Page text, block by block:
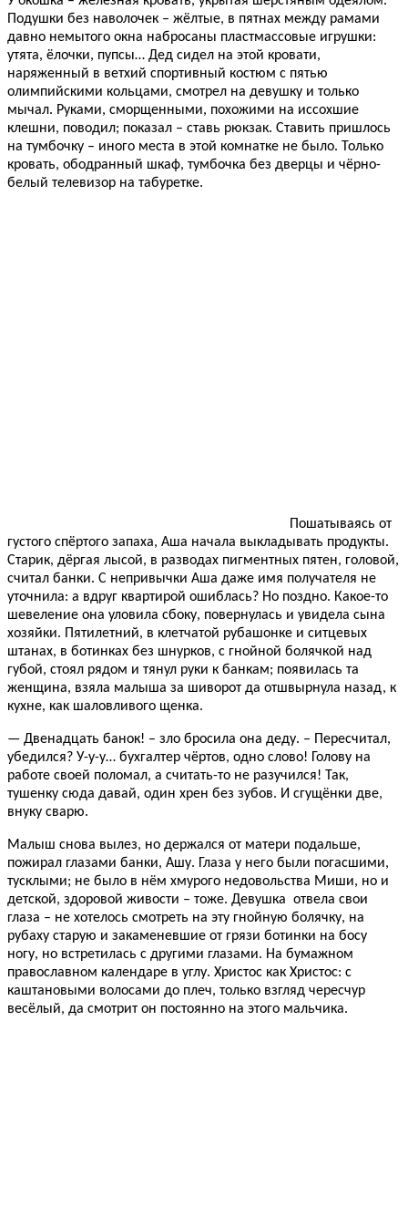
Подушки без наволочек – жёлтые, в пятнах между рамами
давно немытого окна набросаны пластмассовые игрушки:
утята, ёлочки, пупсы… Дед сидел на этой кровати,
наряженный в ветхий спортивный костюм с пятью
олимпийскими кольцами, смотрел на девушку и только
мычал. Руками, сморщенными, похожими на иссохшие
клешни, поводил; показал – ставь рюкзак. Ставить пришлось
на тумбочку – иного места в этой комнатке не было. Только
кровать, ободранный шкаф, тумбочка без дверцы и чёрно-
белый телевизор на табуретке.
Пошатываясь от
густого спёртого запаха, Аша начала выкладывать продукты.
Старик, дёргая лысой, в разводах пигментных пятен, головой,
считал банки. С непривычки Аша даже имя получателя не
уточнила: а вдруг квартирой ошиблась? Но поздно. Какое-то
шевеление она уловила сбоку, повернулась и увидела сына
хозяйки. Пятилетний, в клетчатой рубашонке и ситцевых
штанах, в ботинках без шнурков, с гнойной болячкой над
губой, стоял рядом и тянул руки к банкам; появилась та
женщина, взяла малыша за шиворот да отшвырнула назад, к
кухне, как шаловливого щенка.
— Двенадцать банок! – зло бросила она деду. – Пересчитал,
убедился? У-у-у… бухгалтер чёртов, одно слово! Голову на
работе своей поломал, а считать-то не разучился! Так,
тушенку сюда давай, один хрен без зубов. И сгущёнки две,
внуку сварю.
Малыш снова вылез, но держался от матери подальше,
пожирал глазами банки, Ашу. Глаза у него были погасшими,
тусклыми; не было в нём хмурого недовольства Миши, но и
детской, здоровой живости – тоже. Девушка отвела свои
глаза – не хотелось смотреть на эту гнойную болячку, на
рубаху старую и закаменевшие от грязи ботинки на босу
ногу, но встретилась с другими глазами. На бумажном
православном календаре в углу. Христос как Христос: с
каштановыми волосами до плеч, только взгляд чересчур
весёлый, да смотрит он постоянно на этого мальчика.